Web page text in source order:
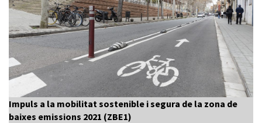
Impuls a la mobilitat sostenible i segura de la zona de
baixes emissions 2021 (ZBE1)